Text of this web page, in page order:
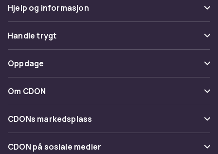
Hjelp og informasjon
Vanlige spørsmål
Spor pakke
Angre & returner her
Kontakt oss
Handle trygt
Betaling
Levering
Tilbakekallinger
Oppdage
Kategorier
Varemerker
Om CDON
Om oss
Kundeanmeldelser
CDONs markedsplass
Merchant Help Center
CDON på sosiale medier